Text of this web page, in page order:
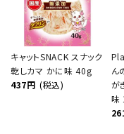
キャットSNACK スナック
乾しカマ かに味 40g
437円 (税込)
ん
が
味